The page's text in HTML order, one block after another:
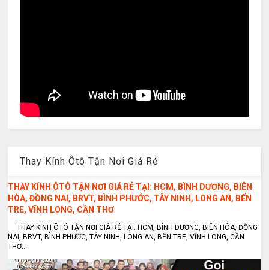
Thay Kính Ôtô Tận Nơi Giá Rẻ
THAY KÍNH ÔTÔ TẬN NƠI GIÁ RẺ TẠI: HCM, BÌNH DƯƠNG, BIÊN
HÒA, ĐỒNG NAI, BRVT, BÌNH PHƯỚC, TÂY NINH, LONG AN, BẾN
TRE, VĨNH LONG, CẦN THƠ
THAY KÍNH ÔTÔ TẬN NƠI GIÁ RẺ TẠI: HCM, BÌNH DƯƠNG, BIÊN HÒA, ĐỒNG
NAI, BRVT, BÌNH PHƯỚC, TÂY NINH, LONG AN, BẾN TRE, VĨNH LONG, CẦN
THƠ...